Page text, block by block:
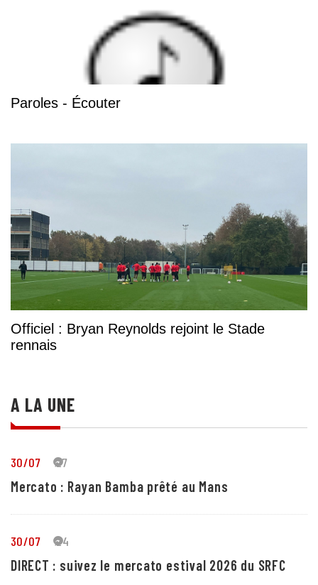
Paroles - Écouter
Officiel : Bryan Reynolds rejoint le Stade
rennais
A LA UNE
30/07 27
Mercato : Rayan Bamba prêté au Mans
30/07 24
DIRECT : suivez le mercato estival 2026 du SRFC